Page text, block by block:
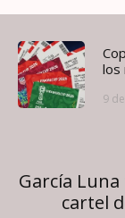
los
9
García
cartel